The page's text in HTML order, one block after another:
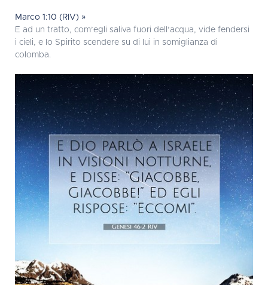
Marco 1:10 (RIV) »
E ad un tratto, com’egli saliva fuori dell’acqua, vide fendersi
i cieli, e lo Spirito scendere su di lui in somiglianza di
colomba.